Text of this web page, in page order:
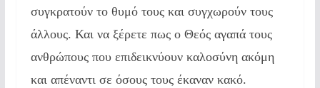
συγκρατούν το θυμό τους και συγχωρούν τους
άλλους. Και να ξέρετε πως ο Θεός αγαπά τους
ανθρώπους που επιδεικνύουν καλοσύνη ακόμη
και απέναντι σε όσους τους έκαναν κακό.